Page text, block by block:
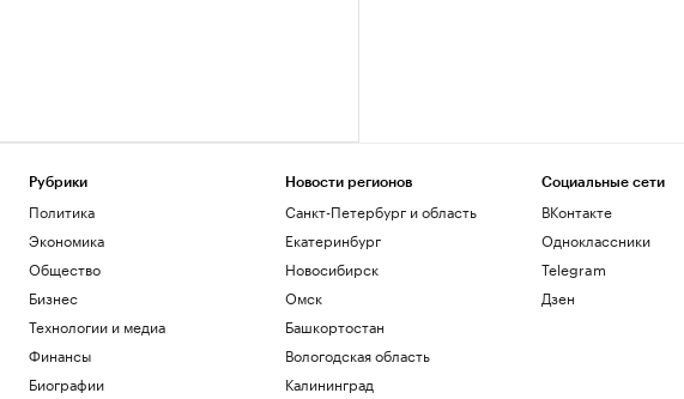
Рубрики
Политика
Экономика
Общество
Бизнес
Технологии и медиа
Финансы
Биографии
Новости регионов
Санкт-Петербург и область
Екатеринбург
Новосибирск
Омск
Башкортостан
Вологодская область
Калининград
Социальные сети
ВКонтакте
Одноклассники
Telegram
Дзен